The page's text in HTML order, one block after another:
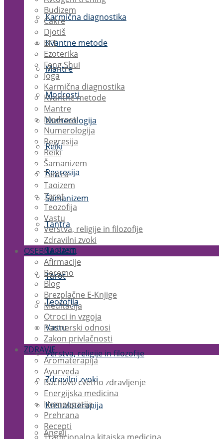
Karmična diagnostika
Kvantne metode
Mantre
Modrosti
Numerologija
Reiki
Regresija
Šamanizem
Tantra
Taoizem
Tarot
Teozofija
Vastu
Verstva, religije in filozofije
Zdravilni zvoki
Kristaloterapija
Angeli
Budizem
Čakre
Djotiš
EFT
Ezoterika
Feng Shui
Joga
Karmična diagnostika
Kvantne metode
Mantre
Modrosti
Numerologija
Regresija
Reiki
Šamanizem
Tantra
Taoizem
Tarot
Teozofija
Vastu
Verstva, religije in filozofije
Zdravilni zvoki
OSEBNA RAST
Afirmacije
Beremo
Blog
Brezplačne E-Knjige
Meditacija
Otroci in vzgoja
Partnerski odnosi
Zakon privlačnosti
ZDRAVJE
Aromaterapija
Ayurveda
Bachovo cvetno zdravljenje
Energijska medicina
Homeopatija
Prehrana
Recepti